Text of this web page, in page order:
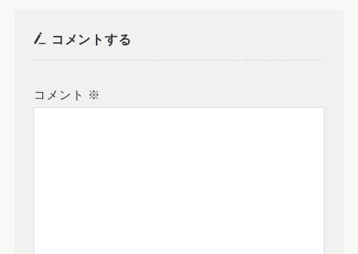
コメントする
コメント ※